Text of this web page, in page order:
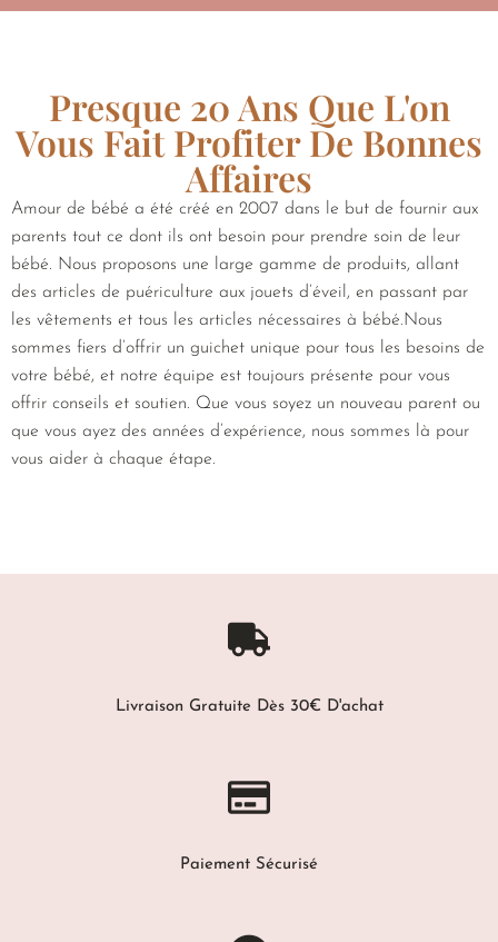
Presque 20 Ans Que L'on
Vous Fait Profiter De Bonnes
Affaires
Amour de bébé a été créé en 2007 dans le but de fournir aux
parents tout ce dont ils ont besoin pour prendre soin de leur
bébé. Nous proposons une large gamme de produits, allant
des articles de puériculture aux jouets d’éveil, en passant par
les vêtements et tous les articles nécessaires à bébé.Nous
sommes fiers d’offrir un guichet unique pour tous les besoins de
votre bébé, et notre équipe est toujours présente pour vous
offrir conseils et soutien. Que vous soyez un nouveau parent ou
que vous ayez des années d’expérience, nous sommes là pour
vous aider à chaque étape.
Livraison Gratuite Dès 30€ D'achat
Paiement Sécurisé